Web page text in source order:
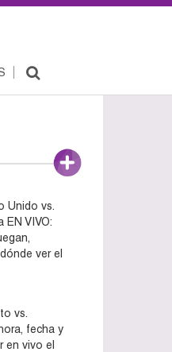
Unido vs.
EN VIVO:
ver el
vs.
fecha y
en vivo el